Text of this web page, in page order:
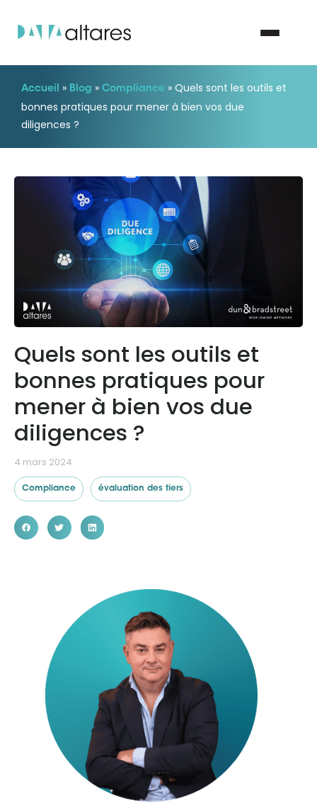
Nous contacter
Nos solutions
Notre groupe
Nos partenaires
Ressources
Accueil » Blog » Compliance » Quels sont les outils et
bonnes pratiques pour mener à bien vos due
diligences ?
Quels sont les outils et
bonnes pratiques pour
mener à bien vos due
diligences ?
4 mars 2024
Compliance évaluation des tiers